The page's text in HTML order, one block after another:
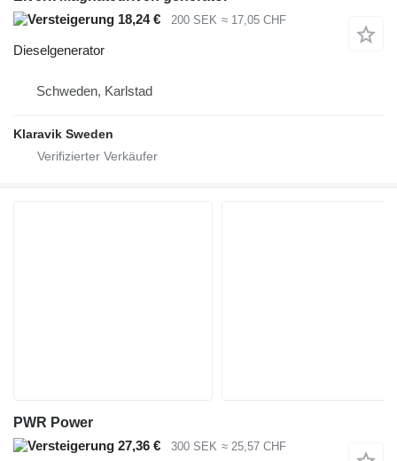
18,24 €
200 SEK ≈ 17,05 CHF
Dieselgenerator
Schweden, Karlstad
Klaravik Sweden
PWR Power
27,36 €
300 SEK ≈ 25,57 CHF